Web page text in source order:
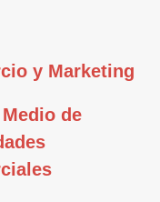
y Marketing
de